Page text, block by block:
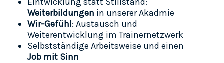
Weiterbildungen in unserer Akadmie
Wir-Gefühl: Austausch und
Weiterentwicklung im Trainernetzwerk
Selbstständige Arbeitsweise und einen
Job mit Sinn